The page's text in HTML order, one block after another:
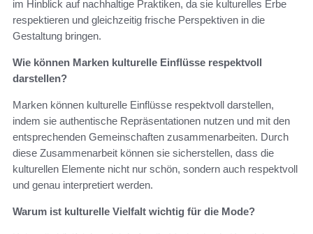
im Hinblick auf nachhaltige Praktiken, da sie kulturelles Erbe
respektieren und gleichzeitig frische Perspektiven in die
Gestaltung bringen.
Wie können Marken kulturelle Einflüsse respektvoll
darstellen?
Marken können kulturelle Einflüsse respektvoll darstellen,
indem sie authentische Repräsentationen nutzen und mit den
entsprechenden Gemeinschaften zusammenarbeiten. Durch
diese Zusammenarbeit können sie sicherstellen, dass die
kulturellen Elemente nicht nur schön, sondern auch respektvoll
und genau interpretiert werden.
Warum ist kulturelle Vielfalt wichtig für die Mode?